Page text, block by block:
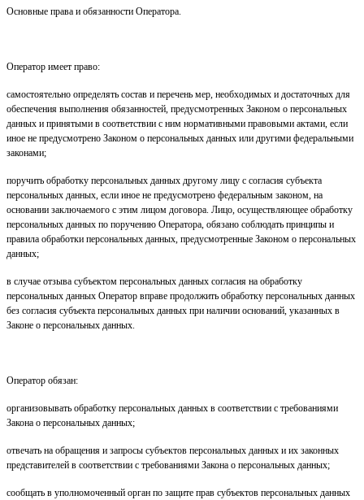
Основные права и обязанности Оператора.
Оператор имеет право:
самостоятельно определять состав и перечень мер, необходимых и достаточных для
обеспечения выполнения обязанностей, предусмотренных Законом о персональных
данных и принятыми в соответствии с ним нормативными правовыми актами, если
иное не предусмотрено Законом о персональных данных или другими федеральными
законами;
поручить обработку персональных данных другому лицу с согласия субъекта
персональных данных, если иное не предусмотрено федеральным законом, на
основании заключаемого с этим лицом договора. Лицо, осуществляющее обработку
персональных данных по поручению Оператора, обязано соблюдать принципы и
правила обработки персональных данных, предусмотренные Законом о персональных
данных;
в случае отзыва субъектом персональных данных согласия на обработку
персональных данных Оператор вправе продолжить обработку персональных данных
без согласия субъекта персональных данных при наличии оснований, указанных в
Законе о персональных данных.
Оператор обязан:
организовывать обработку персональных данных в соответствии с требованиями
Закона о персональных данных;
отвечать на обращения и запросы субъектов персональных данных и их законных
представителей в соответствии с требованиями Закона о персональных данных;
сообщать в уполномоченный орган по защите прав субъектов персональных данных